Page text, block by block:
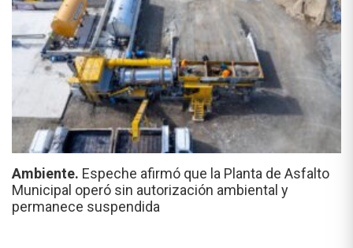
Ambiente. Espeche afirmó que la Planta de Asfalto
Municipal operó sin autorización ambiental y
permanece suspendida